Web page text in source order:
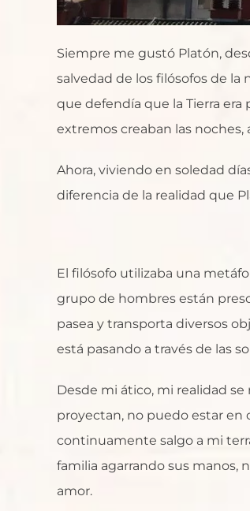
Siempre me gustó Platón,
salvedad de los filósofos de la
que defendía que la Tierra era
extremos creaban las noches,
Ahora, viviendo en soledad
diferencia de la realidad que
El filósofo utilizaba una
grupo de hombres están
pasea y transporta diversos
está pasando a través de las
Desde mi ático, mi realidad se
proyectan, no puedo estar en
continuamente salgo a mi
familia agarrando sus manos,
amor.